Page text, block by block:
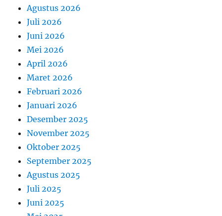
Agustus 2026
Juli 2026
Juni 2026
Mei 2026
April 2026
Maret 2026
Februari 2026
Januari 2026
Desember 2025
November 2025
Oktober 2025
September 2025
Agustus 2025
Juli 2025
Juni 2025